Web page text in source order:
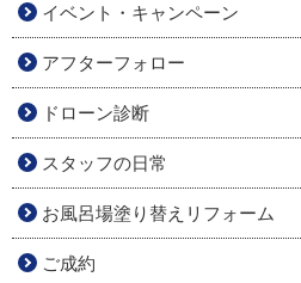
イベント・キャンペーン
アフターフォロー
ドローン診断
スタッフの日常
お風呂場塗り替えリフォーム
ご成約